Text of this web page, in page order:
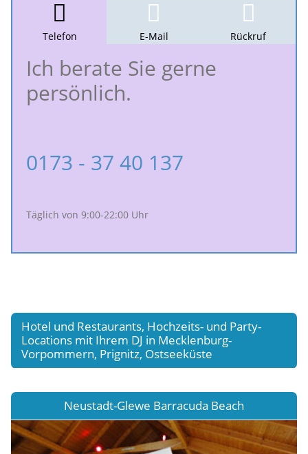
Telefon E-Mail Rückruf
Ich berate Sie gerne
persönlich.
0173 - 37 40 137
Täglich von 9:00-22:00 Uhr
Hotel und Restaurants, Hochzeits- und Party-
Locations mit Ihrem DJ in Mecklenburg-
Vorpommern, Prignitz, Ostseeküste
Neustadt-Glewe Barracuda Beach